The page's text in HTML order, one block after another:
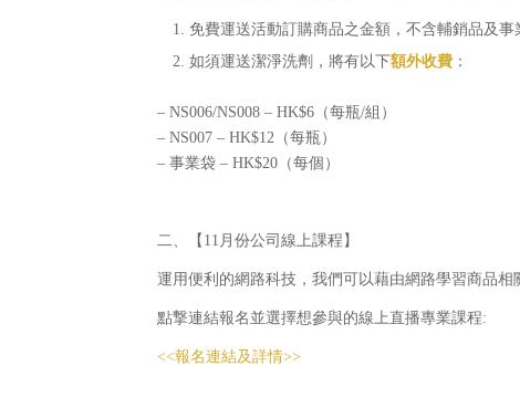
免費運送活動訂購商品之金額，不含輔銷品及事
如須運送潔淨洗劑，將有以下額外收費 ：
– NS006/NS008 – HK$6（每瓶/組）
– NS007 – HK$12（每瓶）
– 事業袋 ‒ HK$20（每個）
二、【11月份公司線上課程】
運用便利的網路科技，我們可以藉由網路學習商品相
點撃連結報名並選擇想參與的線上直播專業課程:
<<報名連結及詳情>>